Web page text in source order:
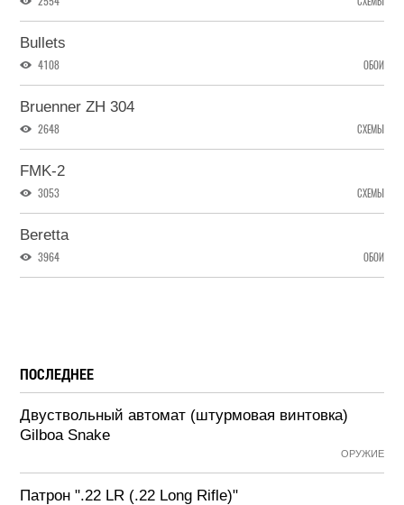
Bullets
4108 ОБОИ
Bruenner ZH 304
2648 СХЕМЫ
FMK-2
3053 СХЕМЫ
Beretta
3964 ОБОИ
ПОСЛЕДНЕЕ
Двуствольный автомат (штурмовая винтовка)
Gilboa Snake
ОРУЖИЕ
Патрон ".22 LR (.22 Long Rifle)"